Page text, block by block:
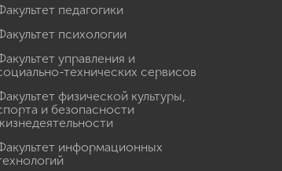
педагогики
психологии
управления и
технических сервисов
физической культуры,
и безопасности
информационных